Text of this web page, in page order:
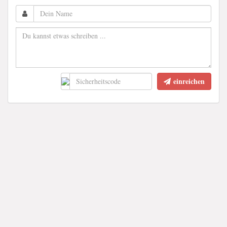
einreichen